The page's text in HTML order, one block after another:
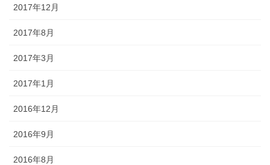
2017年12月
2017年8月
2017年3月
2017年1月
2016年12月
2016年9月
2016年8月